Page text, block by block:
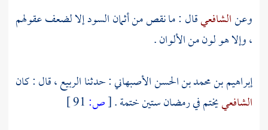
وعنالشافعيقال : ما نقص من أثمان السود إلا لضعف عقولهم
، وإلا هو لون من الألوان .
إبراهيم بن محمد بن الحسن الأصبهاني: حدثناالربيع، قال : كان
الشافعييختم في رمضان ستين ختمة .[ص: